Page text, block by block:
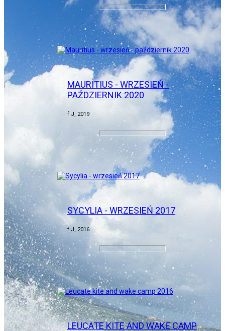
MAURITIUS - WRZESIEŃ -
PAŹDZIERNIK 2020
f J, 2019
SYCYLIA - WRZESIEŃ 2017
f J, 2016
LEUCATE KITE AND WAKE CAMP